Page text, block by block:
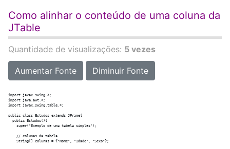
Como alinhar o conteúdo de uma coluna da
JTable
Quantidade de visualizações: 5 vezes
Aumentar Fonte Diminuir Fonte
import javax.swing.*;
import java.awt.*;
import javax.swing.table.*;
public class Estudos extends JFrame{
  public Estudos(){
    super("Exemplo de uma tabela simples");
    // colunas da tabela
    String[] colunas = {"Nome", "Idade", "Sexo"};